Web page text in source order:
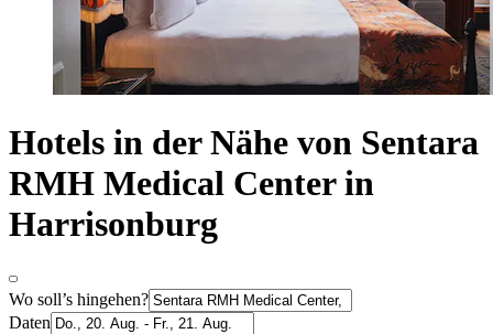
Hotels in der Nähe von Sentara
RMH Medical Center in
Harrisonburg
Wo soll’s hingehen?
Daten